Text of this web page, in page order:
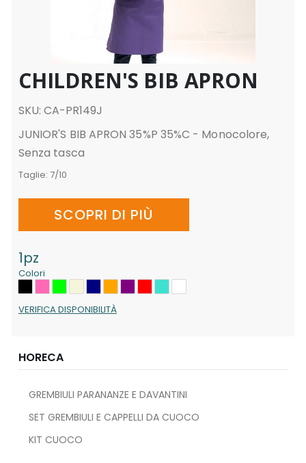
CHILDREN'S BIB APRON
SKU: CA-PR149J
JUNIOR'S BIB APRON 35%P 35%C - Monocolore,
Senza tasca
Taglie: 7/10
SCOPRI DI PIÙ
1pz
Colori
VERIFICA DISPONIBILITÀ
HORECA
GREMBIULI PARANANZE E DAVANTINI
SET GREMBIULI E CAPPELLI DA CUOCO
KIT CUOCO